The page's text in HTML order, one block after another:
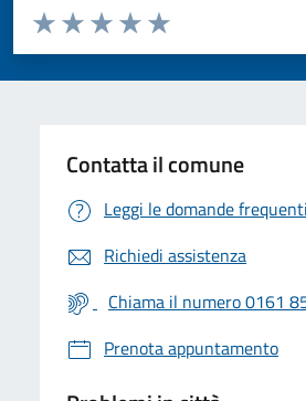
Valuta da 1 a 5 stelle la pagina
Valuta 5 stelle su 5
Valuta 4 stelle su 5
Valuta 3 stelle su 5
Valuta 2 stelle su 5
Valuta 1 stelle su 5
Contatta il comune
Leggi le domande frequenti
Richiedi assistenza
Chiama il numero 0161
Prenota appuntamento